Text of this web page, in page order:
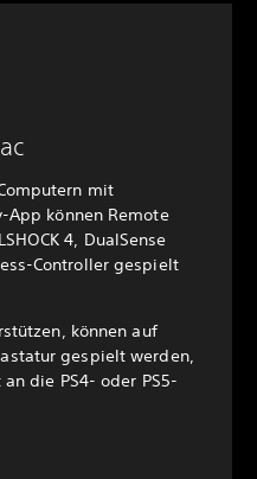
mit
App können Remote
4, DualSense
Controller gespielt
können auf
gespielt werden,
die PS4- oder PS5-